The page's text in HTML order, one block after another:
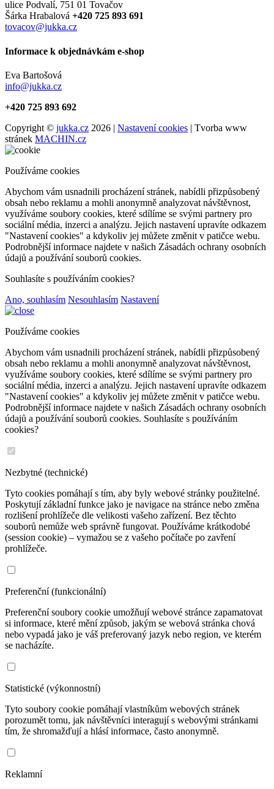
ulice Podvalí, 751 01 Tovačov
Šárka Hrabalová +420 725 893 691
tovacov@jukka.cz
Informace k objednávkám e-shop
Eva Bartošová
info@jukka.cz
+420 725 893 692
Copyright © jukka.cz 2026 | Nastavení cookies | Tvorba www
stránek MACHIN.cz
Používáme cookies
Abychom vám usnadnili procházení stránek, nabídli přizpůsobený
obsah nebo reklamu a mohli anonymně analyzovat návštěvnost,
využíváme soubory cookies, které sdílíme se svými partnery pro
sociální média, inzerci a analýzu. Jejich nastavení upravíte odkazem
"Nastavení cookies" a kdykoliv jej můžete změnit v patičce webu.
Podrobnější informace najdete v našich Zásadách ochrany osobních
údajů a používání souborů cookies.
Souhlasíte s používáním cookies?
Ano, souhlasím Nesouhlasím Nastavení
Používáme cookies
Abychom vám usnadnili procházení stránek, nabídli přizpůsobený
obsah nebo reklamu a mohli anonymně analyzovat návštěvnost,
využíváme soubory cookies, které sdílíme se svými partnery pro
sociální média, inzerci a analýzu. Jejich nastavení upravíte odkazem
"Nastavení cookies" a kdykoliv jej můžete změnit v patičce webu.
Podrobnější informace najdete v našich Zásadách ochrany osobních
údajů a používání souborů cookies. Souhlasíte s používáním
cookies?
Nezbytné (technické)
Tyto cookies pomáhají s tím, aby byly webové stránky použitelné.
Poskytují základní funkce jako je navigace na stránce nebo změna
rozlišení prohlížeče dle velikosti vašeho zařízení. Bez těchto
souborů nemůže web správně fungovat. Používáme krátkodobé
(session cookie) – vymažou se z vašeho počítače po zavření
prohlížeče.
Preferenční (funkcionální)
Preferenční soubory cookie umožňují webové stránce zapamatovat
si informace, které mění způsob, jakým se webová stránka chová
nebo vypadá jako je váš preferovaný jazyk nebo region, ve kterém
se nacházíte.
Statistické (výkonnostní)
Tyto soubory cookie pomáhají vlastníkům webových stránek
porozumět tomu, jak návštěvníci interagují s webovými stránkami
tím, že shromažďují a hlásí informace, často anonymně.
Reklamní